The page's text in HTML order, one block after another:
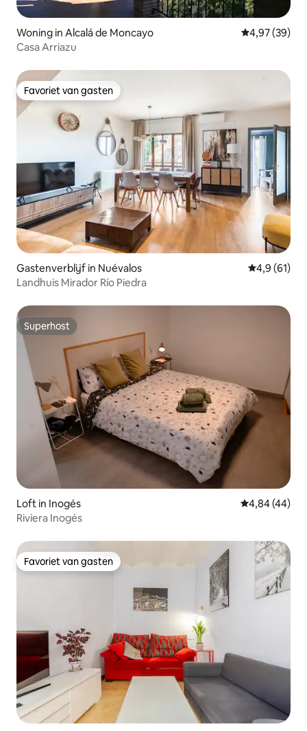
Woning in Alcalá de Moncayo Gemiddelde
4,97 (39)
Casa Arriazu
Favoriet van gasten
Favoriet van gasten
Gastenverblijf in Nuévalos
4,9 (61)
Landhuis Mirador Río Piedra
Superhost
Superhost
Loft in Inogés Gemiddelde
4,84 (44)
Riviera Inogés
Favoriet van gasten
Favoriet van gasten